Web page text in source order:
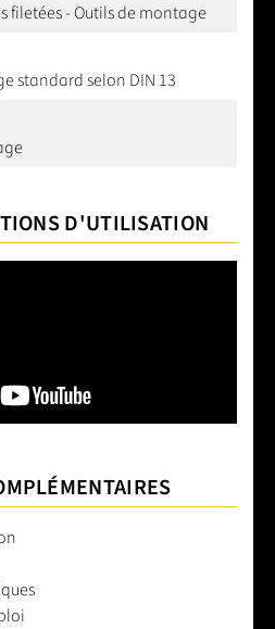
filetées - Outils de montage
standard selon DIN 13
D'UTILISATION